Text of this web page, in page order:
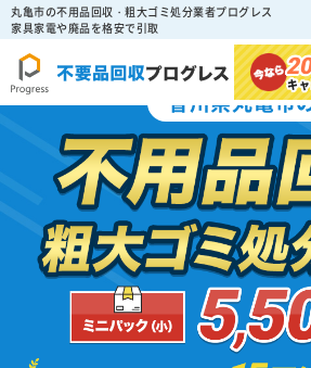
丸亀市の不用品回収・粗大ゴミ処分業者プログレス
家具家電や廃品を格安で引取
キ
香川県丸亀市